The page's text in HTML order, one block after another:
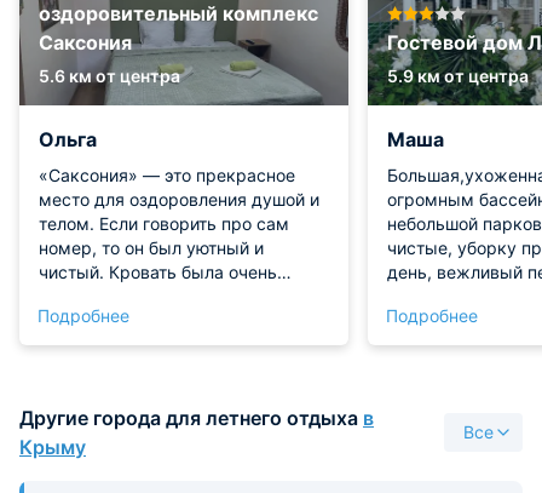
оздоровительный комплекс
Саксония
5.6 км от центра
Ольга
«Саксония» — это прекрасное
место для оздоровления душой и
телом. Если говорить про сам
номер, то он был уютный и
чистый. Кровать была очень
Лечение, которое предоставляли,
было просто замечательным,
За 5–10 минут можно добраться
как до пляжа, так и до основных
достопримечательностей города.
Подробнее
Гостевой дом
5.9 км от центра
Маша
огромным
небольшой
чистые, уборку
день, вежливый
Подробнее
Другие города для летнего отдыха в
Крыму
Все